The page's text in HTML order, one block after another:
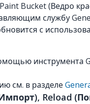
Bucket (Ведро
службу
с
инструмента
см. в разделе
Reload